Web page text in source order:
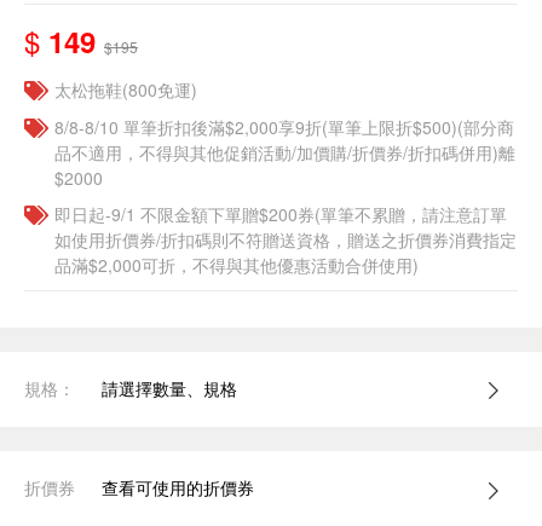
$ 149 $195
太松拖鞋(800免運)
8/8-8/10 單筆折扣後滿$2,000享9折(單筆上限折$500)(部分商
品不適用，不得與其他促銷活動/加價購/折價券/折扣碼併用)離
$2000
即日起-9/1 不限金額下單贈$200券(單筆不累贈，請注意訂單
如使用折價券/折扣碼則不符贈送資格，贈送之折價券消費指定
品滿$2,000可折，不得與其他優惠活動合併使用)
規格： 請選擇數量、規格
折價券 查看可使用的折價券